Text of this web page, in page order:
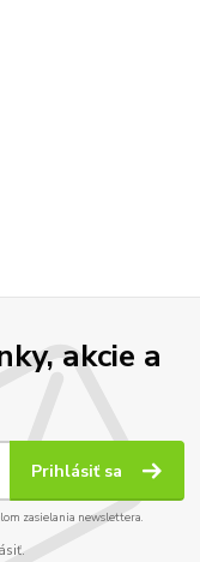
akcie a
Prihlásiť sa
zasielania newslettera.